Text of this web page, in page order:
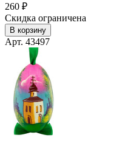
260 ₽
Скидка ограничена
В корзину
Арт. 43497